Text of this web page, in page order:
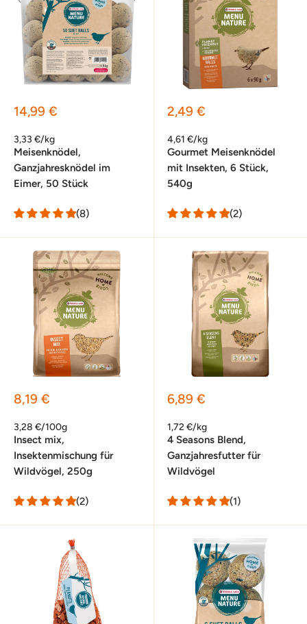
Sonderpreis
14,99 €
3,33 €/kg
Meisenknödel,
Ganzjahresknödel im
Eimer, 50 Stück
(8)
Sonderpreis
2,49 €
4,61 €/kg
Gourmet Meisenknödel
mit Insekten, 6 Stück,
540g
(2)
Sonderpreis
8,19 €
3,28 €/100g
Insect mix,
Insektenmischung für
Wildvögel, 250g
(2)
Sonderpreis
6,89 €
1,72 €/kg
4 Seasons Blend,
Ganzjahresfutter für
Wildvögel
(1)